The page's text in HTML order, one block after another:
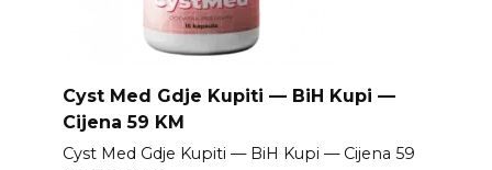
Cyst Med Gdje Kupiti — BiH Kupi —
Cijena 59 KM
Cyst Med Gdje Kupiti — BiH Kupi — Cijena 59